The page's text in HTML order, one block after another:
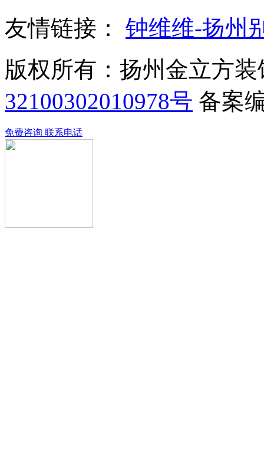
友情链接： 钟维维-扬州
版权所有：扬州金立方
32100302010978号 备案
免费咨询 联系电话